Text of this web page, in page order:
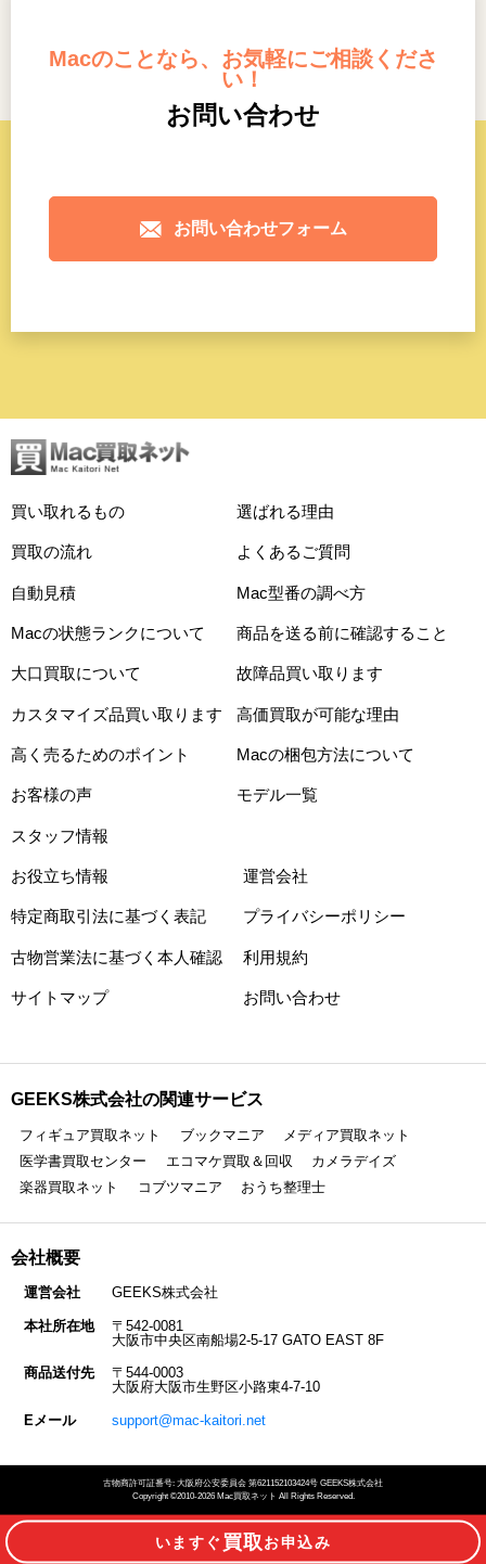
Macのことなら、お気軽にご相談くださ
い！
お問い合わせ
お問い合わせフォーム
買い取れるもの 選ばれる理由
買取の流れ よくあるご質問
自動見積 Mac型番の調べ方
Macの状態ランクについて 商品を送る前に確認すること
大口買取について 故障品買い取ります
カスタマイズ品買い取ります 高価買取が可能な理由
高く売るためのポイント Macの梱包方法について
お客様の声 モデル一覧
スタッフ情報
お役立ち情報 運営会社
特定商取引法に基づく表記 プライバシーポリシー
古物営業法に基づく本人確認 利用規約
サイトマップ お問い合わせ
GEEKS株式会社の関連サービス
フィギュア買取ネット ブックマニア
メディア買取ネット
医学書買取センター
エコマケ買取＆回収
カメラデイズ
楽器買取ネット
コブツマニア おうち整理士
会社概要
運営会社 GEEKS株式会社
本社所在地
〒542-0081
大阪市中央区南船場2-5-17 GATO EAST 8F
商品送付先
〒544-0003
大阪府大阪市生野区小路東4-7-10
Eメール support@mac-kaitori.net
古物商許可証番号: 大阪府公安委員会 第621152103424号 GEEKS株式会社
Copyright ©2010-2026 Mac買取ネット All Rights Reserved.
いますぐ 買取お申込み